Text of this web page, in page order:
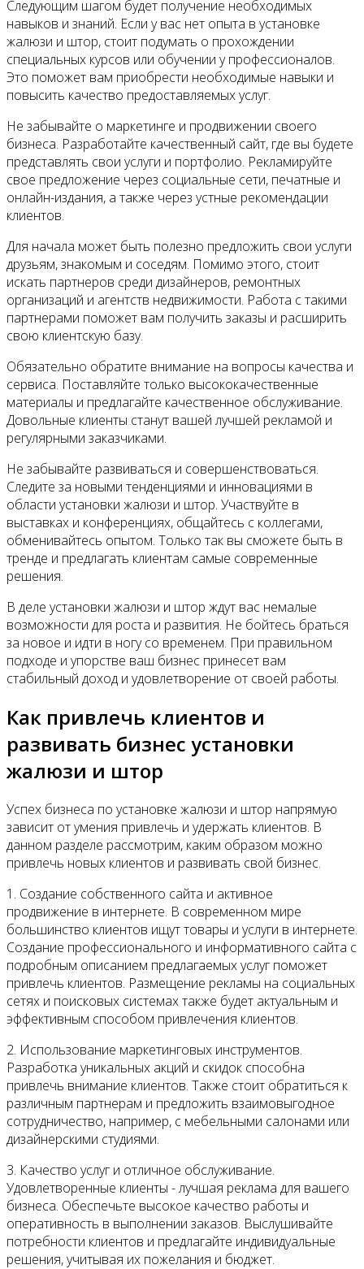
Следующим шагом будет получение необходимых
навыков и знаний. Если у вас нет опыта в установке
жалюзи и штор, стоит подумать о прохождении
специальных курсов или обучении у профессионалов.
Это поможет вам приобрести необходимые навыки и
повысить качество предоставляемых услуг.
Не забывайте о маркетинге и продвижении своего
бизнеса. Разработайте качественный сайт, где вы будете
представлять свои услуги и портфолио. Рекламируйте
свое предложение через социальные сети, печатные и
онлайн-издания, а также через устные рекомендации
клиентов.
Для начала может быть полезно предложить свои услуги
друзьям, знакомым и соседям. Помимо этого, стоит
искать партнеров среди дизайнеров, ремонтных
организаций и агентств недвижимости. Работа с такими
партнерами поможет вам получить заказы и расширить
свою клиентскую базу.
Обязательно обратите внимание на вопросы качества и
сервиса. Поставляйте только высококачественные
материалы и предлагайте качественное обслуживание.
Довольные клиенты станут вашей лучшей рекламой и
регулярными заказчиками.
Не забывайте развиваться и совершенствоваться.
Следите за новыми тенденциями и инновациями в
области установки жалюзи и штор. Участвуйте в
выставках и конференциях, общайтесь с коллегами,
обменивайтесь опытом. Только так вы сможете быть в
тренде и предлагать клиентам самые современные
решения.
В деле установки жалюзи и штор ждут вас немалые
возможности для роста и развития. Не бойтесь браться
за новое и идти в ногу со временем. При правильном
подходе и упорстве ваш бизнес принесет вам
стабильный доход и удовлетворение от своей работы.
Как привлечь клиентов и
развивать бизнес установки
жалюзи и штор
Успех бизнеса по установке жалюзи и штор напрямую
зависит от умения привлечь и удержать клиентов. В
данном разделе рассмотрим, каким образом можно
привлечь новых клиентов и развивать свой бизнес.
1. Создание собственного сайта и активное
продвижение в интернете. В современном мире
большинство клиентов ищут товары и услуги в интернете.
Создание профессионального и информативного сайта с
подробным описанием предлагаемых услуг поможет
привлечь клиентов. Размещение рекламы на социальных
сетях и поисковых системах также будет актуальным и
эффективным способом привлечения клиентов.
2. Использование маркетинговых инструментов.
Разработка уникальных акций и скидок способна
привлечь внимание клиентов. Также стоит обратиться к
различным партнерам и предложить взаимовыгодное
сотрудничество, например, с мебельными салонами или
дизайнерскими студиями.
3. Качество услуг и отличное обслуживание.
Удовлетворенные клиенты - лучшая реклама для вашего
бизнеса. Обеспечьте высокое качество работы и
оперативность в выполнении заказов. Выслушивайте
потребности клиентов и предлагайте индивидуальные
решения, учитывая их пожелания и бюджет.